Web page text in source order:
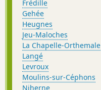
Frédille
Gehée
Heugnes
Jeu-Maloches
La Chapelle-Orthemale
Langé
Levroux
Moulins-sur-Céphons
Niherne